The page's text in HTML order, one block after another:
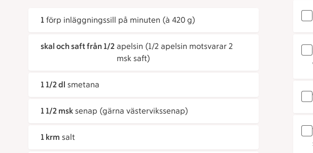
1 förp inläggningssill på minuten (à 420 g)
skal och saft från 1/2 apelsin (1/2 apelsin motsvarar 2
msk saft)
1 1/2 dl smetana
1 1/2 msk senap (gärna västervikssenap)
1 krm salt